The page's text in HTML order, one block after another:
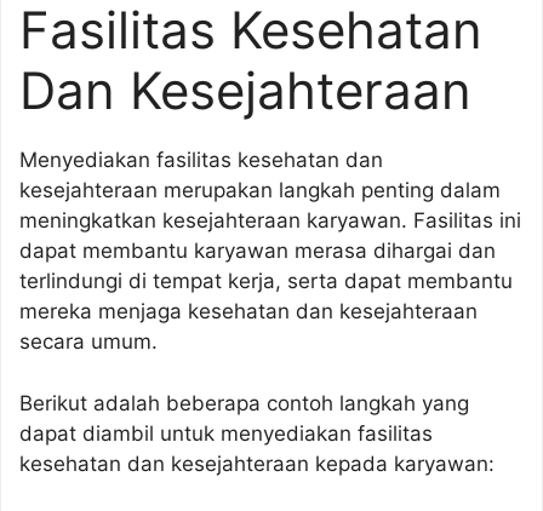
Fasilitas Kesehatan
Dan Kesejahteraan
Menyediakan fasilitas kesehatan dan
kesejahteraan merupakan langkah penting dalam
meningkatkan kesejahteraan karyawan. Fasilitas ini
dapat membantu karyawan merasa dihargai dan
terlindungi di tempat kerja, serta dapat membantu
mereka menjaga kesehatan dan kesejahteraan
secara umum.
Berikut adalah beberapa contoh langkah yang
dapat diambil untuk menyediakan fasilitas
kesehatan dan kesejahteraan kepada karyawan: